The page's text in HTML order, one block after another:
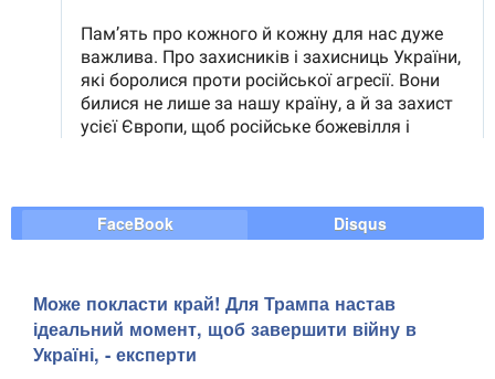
FaceBook Disqus
Може покласти край! Для Трампа настав
ідеальний момент, щоб завершити війну в
Україні, - експерти